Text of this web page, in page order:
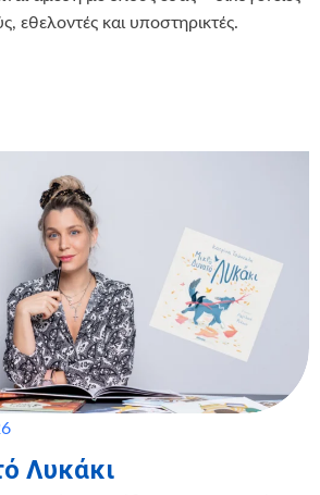
εθελοντές και υποστηρικτές.
Λυκάκι